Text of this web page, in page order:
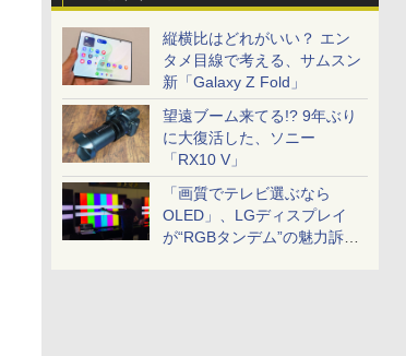
縦横比はどれがいい？ エン
タメ目線で考える、サムスン
新「Galaxy Z Fold」
望遠ブーム来てる!? 9年ぶり
に大復活した、ソニー
「RX10 V」
「画質でテレビ選ぶなら
OLED」、LGディスプレイ
が“RGBタンデム”の魅力訴